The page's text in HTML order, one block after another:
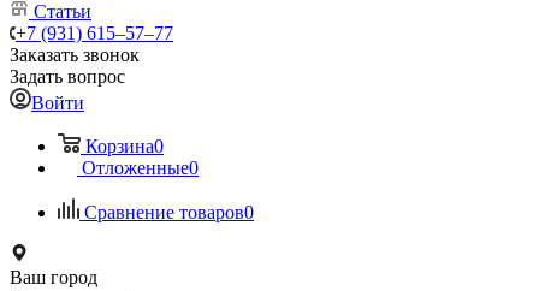
Статьи
+7 (931) 615‒57‒77
Заказать звонок
Задать вопрос
Войти
Корзина0
Отложенные0
Сравнение товаров0
Ваш город